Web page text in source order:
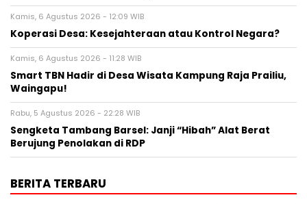
Kamis, 6 Agustus 2026 - 12:09 WIB
Koperasi Desa: Kesejahteraan atau Kontrol Negara?
Kamis, 6 Agustus 2026 - 11:28 WIB
Smart TBN Hadir di Desa Wisata Kampung Raja Prailiu,
Waingapu!
Rabu, 5 Agustus 2026 - 22:28 WIB
Sengketa Tambang Barsel: Janji “Hibah” Alat Berat
Berujung Penolakan di RDP
BERITA TERBARU